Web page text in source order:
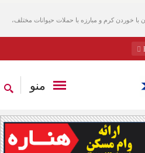
جنگل آمازون با خوردن کرم و مبارزه با حملات حیوانات مختلف،
منو